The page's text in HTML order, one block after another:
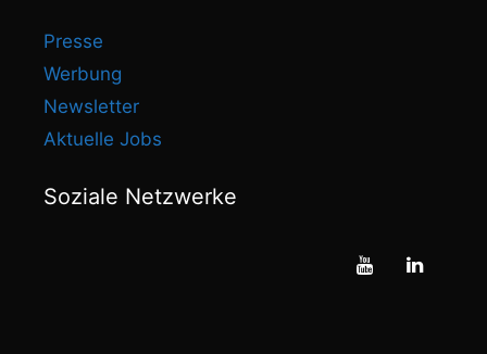
Presse
Werbung
Newsletter
Aktuelle Jobs
Soziale Netzwerke